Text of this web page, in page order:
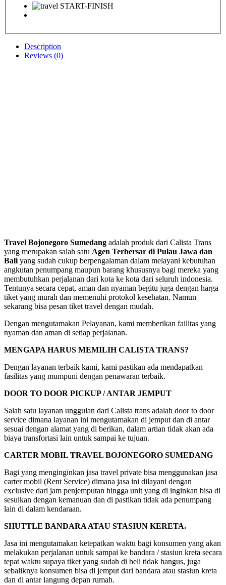
Description
Reviews (0)
Travel Bojonegoro Sumedang adalah produk dari Calista Trans
yang merupakan salah satu Agen Terbersar di Pulau Jawa dan
Baliyang sudah cukup berpengalaman dalam melayani kebutuhan
angkutan penumpang maupun barang khususnya bagi mereka yang
membutuhkan perjalanan dari kota ke kota dari seluruh indonesia.
Tentunya secara cepat, aman dan nyaman begitu juga dengan harga
tiket yang murah dan memenuhi protokol kesehatan. Namun
sekarang bisa pesan tiket travel dengan mudah.
Dengan mengutamakan Pelayanan, kami memberikan failitas yang
nyaman dan aman di setiap perjalanan.
MENGAPA HARUS MEMILIH CALISTA TRANS?
Dengan layanan terbaik kami, kami pastikan ada mendapatkan
fasilitas yang mumpuni dengan penawaran terbaik.
DOOR TO DOOR PICKUP / ANTAR JEMPUT
Salah satu layanan unggulan dari Calista trans adalah door to door
service dimana layanan ini mengutamakan di jemput dan di antar
sesuai dengan alamat yang di berikan, dalam artian tidak akan ada
biaya transfortasi lain untuk sampai ke tujuan.
CARTER MOBIL TRAVEL BOJONEGORO SUMEDANG
Bagi yang menginginkan jasa travel private bisa menggunakan jasa
carter mobil (Rent Service) dimana jasa ini dilayani dengan
exclusive dari jam penjemputan hingga unit yang di inginkan bisa di
sesuikan dengan kemanuan dan di pastikan tidak ada penumpang
lain di dalam kendaraan.
SHUTTLE BANDARA ATAU STASIUN KERETA.
Jasa ini mengutamakan ketepatkan waktu bagi konsumen yang akan
melakukan perjalanan untuk sampai ke bandara / stasiun kreta secara
tepat waktu supaya tiket yang sudah di beli tidak hangus, juga
sebaliknya konsumen bisa di jemput dari bandara atau stasiun kreta
dan di antar langung depan rumah.